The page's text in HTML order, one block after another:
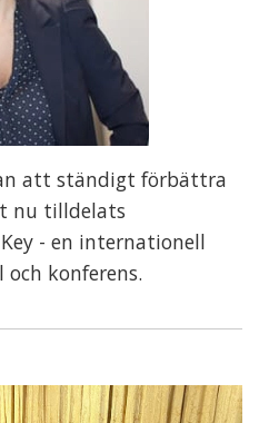
att ständigt förbättra
nu tilldelats
- en internationell
konferens.